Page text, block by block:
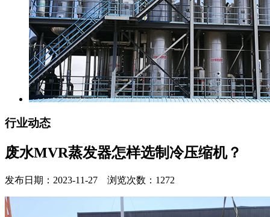
行业动态
废水MVR蒸发器怎样选制冷压缩机？
发布日期：2023-11-27 浏览次数：1272